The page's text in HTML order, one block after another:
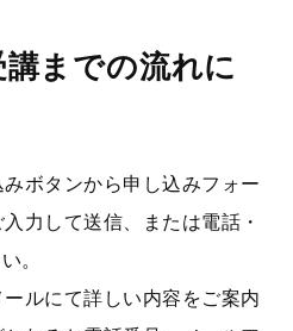
までの流れに
ボタンから申し込みフォー
力して送信、または電話・
。
ルにて詳しい内容をご案内